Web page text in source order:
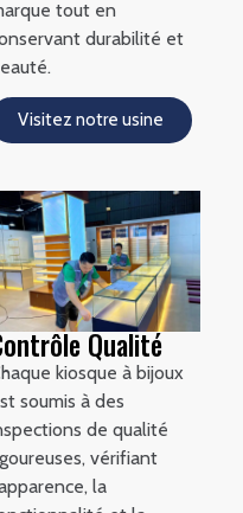
tout en
durabilité et
Visitez notre usine
Qualité
kiosque à bijoux
soumis à des
de qualité
vérifiant
la